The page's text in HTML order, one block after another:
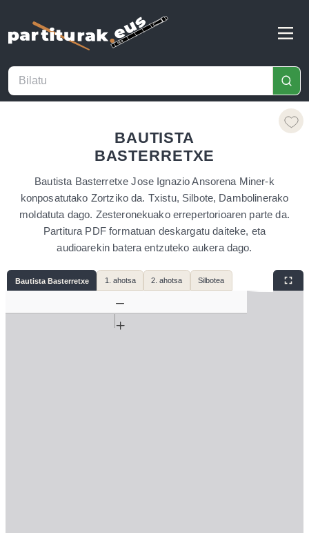
BAUTISTA
BASTERRETXE
Bautista Basterretxe Jose Ignazio Ansorena Miner-k
konposatutako Zortziko da. Txistu, Silbote, Dambolinerako
moldatuta dago. Zesteronekuako errepertorioaren parte da.
Partitura PDF formatuan deskargatu daiteke, eta
audioarekin batera entzuteko aukera dago.
Bautista Basterretxe 1. ahotsa 2. ahotsa Silbotea